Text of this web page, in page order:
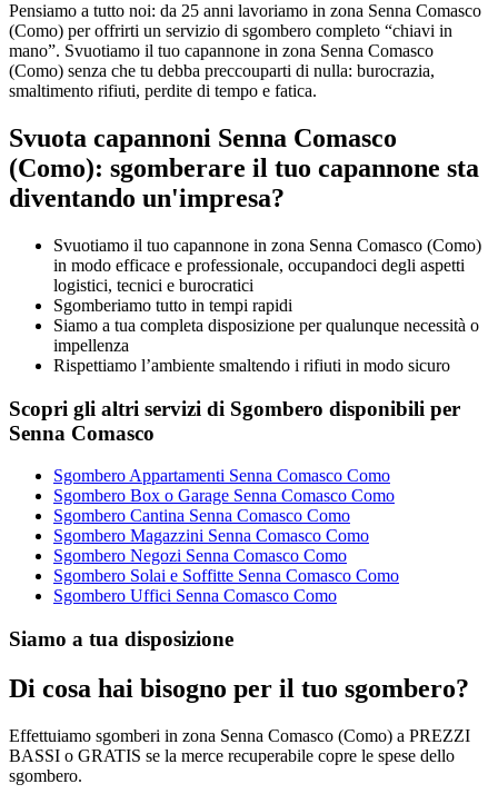
Pensiamo a tutto noi: da 25 anni lavoriamo in zona Senna Comasco
(Como) per offrirti un servizio di sgombero completo “chiavi in
mano”. Svuotiamo il tuo capannone in zona Senna Comasco
(Como) senza che tu debba preccouparti di nulla: burocrazia,
smaltimento rifiuti, perdite di tempo e fatica.
Svuota capannoni Senna Comasco
(Como): sgomberare il tuo capannone sta
diventando un'impresa?​
Svuotiamo il tuo capannone in zona Senna Comasco (Como)
in modo efficace e professionale, occupandoci degli aspetti
logistici, tecnici e burocratici
Sgomberiamo tutto in tempi rapidi
Siamo a tua completa disposizione per qualunque necessità o
impellenza
Rispettiamo l’ambiente smaltendo i rifiuti in modo sicuro
Scopri gli altri servizi di Sgombero disponibili per
Senna Comasco
Sgombero Appartamenti Senna Comasco Como
Sgombero Box o Garage Senna Comasco Como
Sgombero Cantina Senna Comasco Como
Sgombero Magazzini Senna Comasco Como
Sgombero Negozi Senna Comasco Como
Sgombero Solai e Soffitte Senna Comasco Como
Sgombero Uffici Senna Comasco Como
Siamo a tua disposizione
Di cosa hai bisogno per il tuo sgombero?
Effettuiamo sgomberi in zona Senna Comasco (Como) a PREZZI
BASSI o GRATIS se la merce recuperabile copre le spese dello
sgombero.